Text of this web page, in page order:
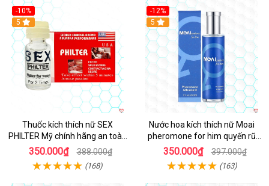
-10%
5
Thuốc kích thích nữ SEX
PHILTER Mỹ chính hãng an toàn
hiệu quả
350.000₫ 388.000₫
(168)
-12%
5
Nước hoa kích thích nữ Moai
pheromone for him quyến rũ
tăng ham muốn an toàn
350.000₫ 397.000₫
(163)